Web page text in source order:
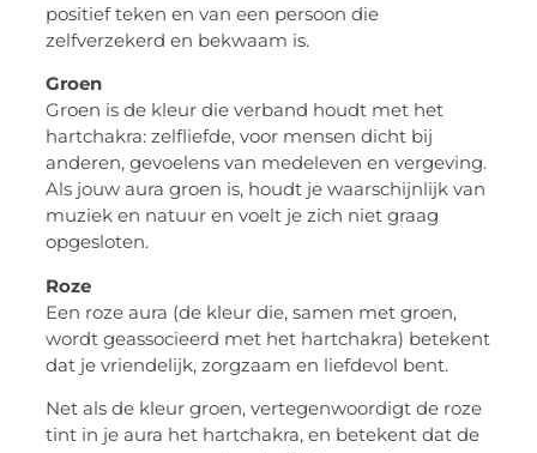
positief teken en van een persoon die
zelfverzekerd en bekwaam is.
Groen
Groen is de kleur die verband houdt met het
hartchakra: zelfliefde, voor mensen dicht bij
anderen, gevoelens van medeleven en vergeving.
Als jouw aura groen is, houdt je waarschijnlijk van
muziek en natuur en voelt je zich niet graag
opgesloten.
Roze
Een roze aura (de kleur die, samen met groen,
wordt geassocieerd met het hartchakra) betekent
dat je vriendelijk, zorgzaam en liefdevol bent.
Net als de kleur groen, vertegenwoordigt de roze
tint in je aura het hartchakra, en betekent dat de